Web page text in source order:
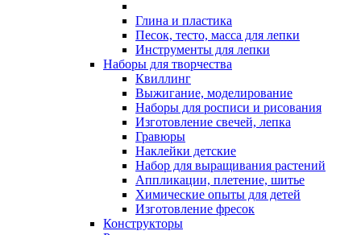
Глина и пластика
Песок, тесто, масса для лепки
Инструменты для лепки
Наборы для творчества
Квиллинг
Выжигание, моделирование
Наборы для росписи и рисования
Изготовление свечей, лепка
Гравюры
Наклейки детские
Набор для выращивания растений
Аппликации, плетение, шитье
Химические опыты для детей
Изготовление фресок
Конструкторы